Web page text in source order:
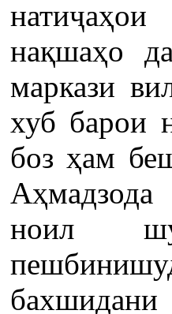
нақшаҳо
маркази
хуб барои
боз ҳам
ноил